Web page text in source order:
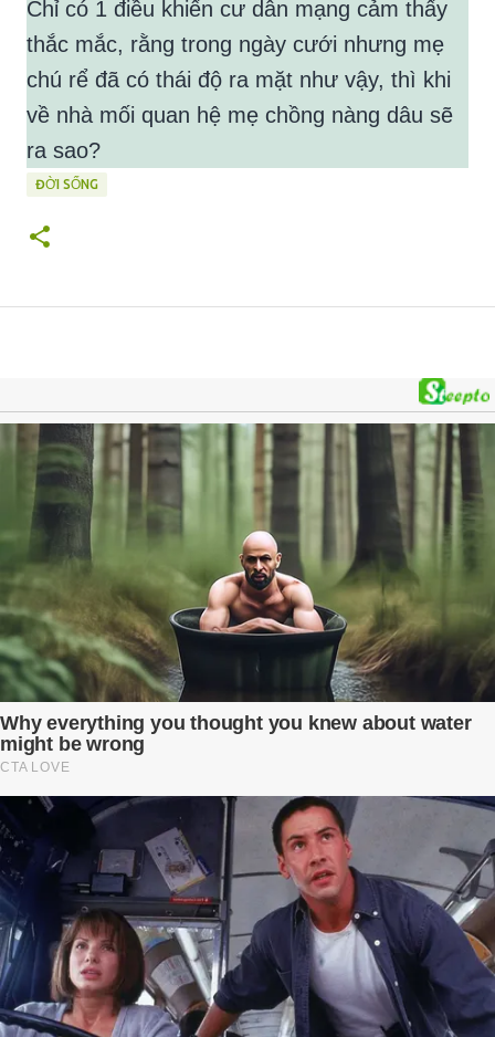
Chỉ có 1 điều khiến cư dân mạng cảm thấy
thắc mắc, rằng trong ngày cưới nhưng mẹ
chú rể đã có thái độ ra mặt như vậy, thì khi
về nhà mối quan hệ mẹ chồng nàng dâu sẽ
ra sao?
ĐỜI SỐNG